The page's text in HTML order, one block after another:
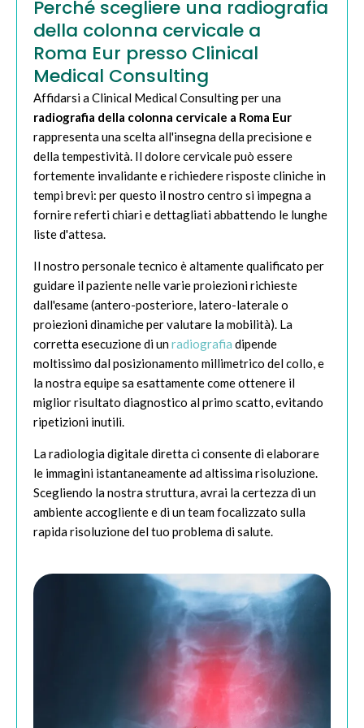
Perché scegliere una radiografia
della colonna cervicale a
Roma Eur presso Clinical
Medical Consulting
Affidarsi a Clinical Medical Consulting per una
radiografia della colonna cervicale a Roma Eur
rappresenta una scelta all'insegna della precisione e
della tempestività. Il dolore cervicale può essere
fortemente invalidante e richiedere risposte cliniche in
tempi brevi: per questo il nostro centro si impegna a
fornire referti chiari e dettagliati abbattendo le lunghe
liste d'attesa.
Il nostro personale tecnico è altamente qualificato per
guidare il paziente nelle varie proiezioni richieste
dall'esame (antero-posteriore, latero-laterale o
proiezioni dinamiche per valutare la mobilità). La
corretta esecuzione di unradiografia dipende
moltissimo dal posizionamento millimetrico del collo, e
la nostra equipe sa esattamente come ottenere il
miglior risultato diagnostico al primo scatto, evitando
ripetizioni inutili.
La radiologia digitale diretta ci consente di elaborare
le immagini istantaneamente ad altissima risoluzione.
Scegliendo la nostra struttura, avrai la certezza di un
ambiente accogliente e di un team focalizzato sulla
rapida risoluzione del tuo problema di salute.